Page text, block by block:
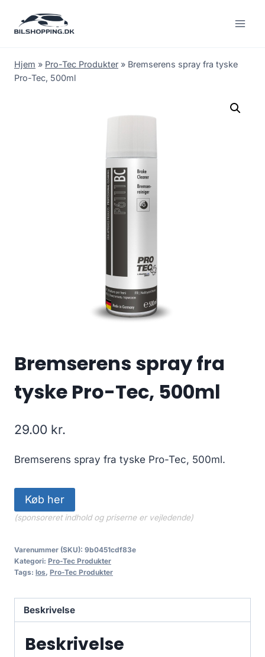
Hjem » Pro-Tec Produkter » Bremserens spray fra tyske
Pro-Tec, 500ml
Bremserens spray fra
tyske Pro-Tec, 500ml
29.00 kr.
Bremserens spray fra tyske Pro-Tec, 500ml.
Køb her
(sponsoreret indhold og priserne er vejledende)
Varenummer (SKU): 9b0451cdf83e
Kategori: Pro-Tec Produkter
Tags: los, Pro-Tec Produkter
Beskrivelse
Beskrivelse